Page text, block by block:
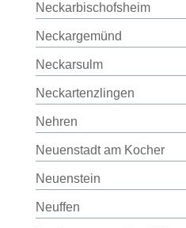
Neckarbischofsheim
Neckargemünd
Neckarsulm
Neckartenzlingen
Nehren
Neuenstadt am Kocher
Neuenstein
Neuffen